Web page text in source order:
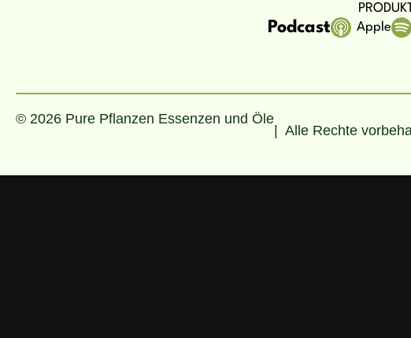
Podcast Apple
© 2026 Pure Pflanzen Essenzen und Öle
| Alle Rechte